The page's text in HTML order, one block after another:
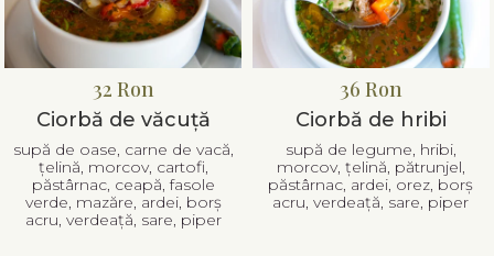
32 Ron
Ciorbă de văcuță
supă de oase, carne de vacă,
țelină, morcov, cartofi,
păstârnac, ceapă, fasole
verde, mazăre, ardei, borș
acru, verdeață, sare, piper
36 Ron
Ciorbă de hribi
supă de legume, hribi,
morcov, țelină, pătrunjel,
păstârnac, ardei, orez, borș
acru, verdeață, sare, piper